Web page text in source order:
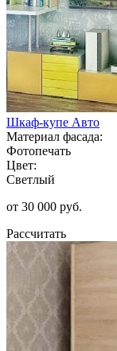
Шкаф-купе Авто
Материал фасада:
Фотопечать
Цвет:
Светлый
от 30 000 руб.
Рассчитать